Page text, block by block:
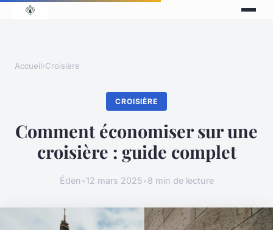
Accueil›Croisière
CROISIÈRE
Comment économiser sur une
croisière : guide complet
Éden•12 mars 2025•8 min de lecture